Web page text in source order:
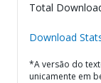
Total
Download
*A versão do
unicamente em